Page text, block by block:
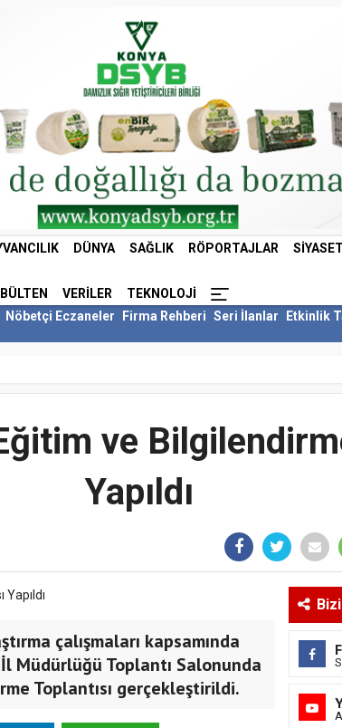
DÜNYA SAĞLIK RÖPORTAJLAR SIYASET
BÜLTEN VERILER
TEKNOLOJI
Nöbetçi Eczaneler Firma Rehberi Seri İlanlar
Etkinlik
ve
Yapıldı
çalışmaları kapsamında
İl Müdürlüğü Toplantı Salonunda
Toplantısı gerçekleştirildi.